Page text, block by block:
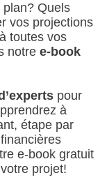
Quels
vos projections
toutes vos
notre e-book
pour
à
étape par
e-book gratuit
projet!